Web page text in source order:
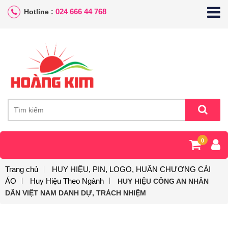
Hotline : 024 666 44 768
0
Trang chủ
HUY HIỆU, PIN, LOGO, HUÂN CHƯƠNG CÀI
ÁO
Huy Hiệu Theo Ngành
HUY HIỆU CÔNG AN NHÂN
DÂN VIỆT NAM DANH DỰ, TRÁCH NHIỆM